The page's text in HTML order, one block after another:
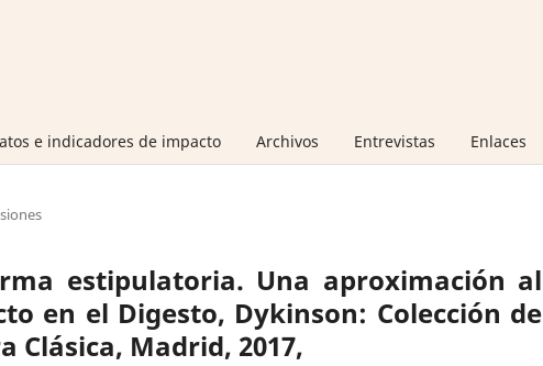
e indicadores de impacto Archivos Entrevistas Enlaces
estipulatoria. Una aproximación al
en el Digesto, Dykinson: Colección de
Clásica, Madrid, 2017,